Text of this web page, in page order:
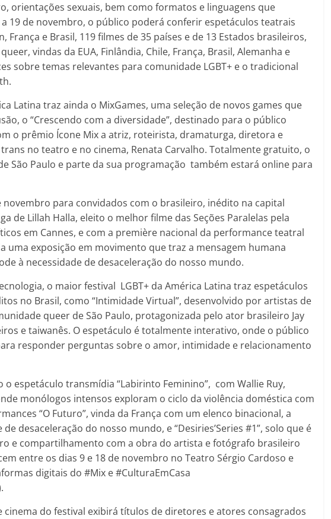
orientações sexuais, bem como formatos e linguagens que
19 de novembro, o público poderá conferir espetáculos teatrais
e Brasil, 119 filmes de 35 países e de 13 Estados brasileiros,
vindas da EUA, Finlândia, Chile, França, Brasil, Alemanha e
sobre temas relevantes para comunidade LGBT+ e o tradicional
Latina traz ainda o MixGames, uma seleção de novos games que
o “Crescendo com a diversidade”, destinado para o público
o prêmio Ícone Mix a atriz, roteirista, dramaturga, diretora e
no teatro e no cinema, Renata Carvalho. Totalmente gratuito, o
São Paulo e parte da sua programação também estará online para
novembro para convidados com o brasileiro, inédito na capital
de Lillah Halla, eleito o melhor filme das Seções Paralelas pela
em Cannes, e com a première nacional da performance teatral
uma exposição em movimento que traz a mensagem humana
à necessidade de desaceleração do nosso mundo.
o maior festival LGBT+ da América Latina traz espetáculos
no Brasil, como “Intimidade Virtual”, desenvolvido por artistas de
queer de São Paulo, protagonizada pelo ator brasileiro Jay
e taiwanês. O espetáculo é totalmente interativo, onde o público
responder perguntas sobre o amor, intimidade e relacionamento
espetáculo transmídia “Labirinto Feminino”, com Wallie Ruy,
monólogos intensos exploram o ciclo da violência doméstica com
“O Futuro”, vinda da França com um elenco binacional, a
desaceleração do nosso mundo, e “Desiries’Series #1”, solo que é
e compartilhamento com a obra do artista e fotógrafo brasileiro
entre os dias 9 e 18 de novembro no Teatro Sérgio Cardoso e
digitais do #Mix e #CulturaEmCasa
do festival exibirá títulos de diretores e atores consagrados